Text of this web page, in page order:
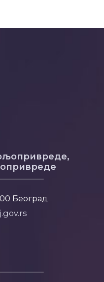
Београд